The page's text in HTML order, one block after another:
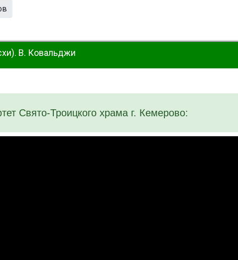
В. Ковальджи
Свято-Троицкого храма г. Кемерово: